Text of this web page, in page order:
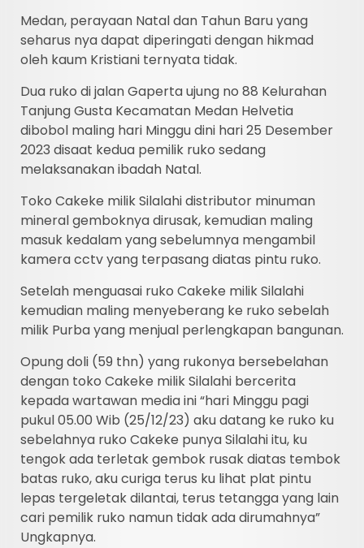
Medan, perayaan Natal dan Tahun Baru yang
seharus nya dapat diperingati dengan hikmad
oleh kaum Kristiani ternyata tidak.
Dua ruko di jalan Gaperta ujung no 88 Kelurahan
Tanjung Gusta Kecamatan Medan Helvetia
dibobol maling hari Minggu dini hari 25 Desember
2023 disaat kedua pemilik ruko sedang
melaksanakan ibadah Natal.
Toko Cakeke milik Silalahi distributor minuman
mineral gemboknya dirusak, kemudian maling
masuk kedalam yang sebelumnya mengambil
kamera cctv yang terpasang diatas pintu ruko.
Setelah menguasai ruko Cakeke milik Silalahi
kemudian maling menyeberang ke ruko sebelah
milik Purba yang menjual perlengkapan bangunan.
Opung doli (59 thn) yang rukonya bersebelahan
dengan toko Cakeke milik Silalahi bercerita
kepada wartawan media ini “hari Minggu pagi
pukul 05.00 Wib (25/12/23) aku datang ke ruko ku
sebelahnya ruko Cakeke punya Silalahi itu, ku
tengok ada terletak gembok rusak diatas tembok
batas ruko, aku curiga terus ku lihat plat pintu
lepas tergeletak dilantai, terus tetangga yang lain
cari pemilik ruko namun tidak ada dirumahnya”
Ungkapnya.